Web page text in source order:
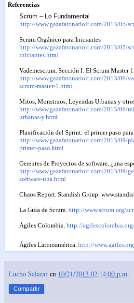
Referencias
Scrum – Lo Fundamental
http://www.gazafatonarioit.com/2013/05/
Scrum Orgánico para Iniciantes
http://www.gazafatonarioit.com/2013/05/
iniciantes.html
Vademescrum, Sección I: El Scrum Master 1
http://www.gazafatonarioit.com/2013/06/
scrum-master-1.html
Mitos, Monstruos, Leyendas Urbanas y
http://www.gazafatonarioit.com/2013/06/
urbanas-y.html
Planificación del Sprint: el primer paso
http://www.gazafatonarioit.com/2013/09/
primer-paso.html
Gerentes de Proyectos de software, ¿una
http://www.gazafatonarioit.com/2013/09/
software-una.html
Chaos Report. Standish Group.
La Guía de Scrum. http://www.scrum.org/
Ágiles Colombia. http://
Ágiles Latinoamérica. http://
Lucho Salazar en 10/21/2013 02:14:00 p.m.
Compartir